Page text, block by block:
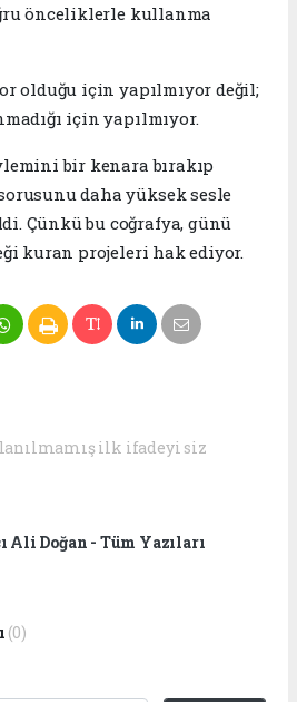
önceliklerle kullanma
olduğu için yapılmıyor değil;
için yapılmıyor.
bir kenara bırakıp
daha yüksek sesle
Çünkü bu coğrafya, günü
kuran projeleri hak ediyor.
ilk ifadeyi siz
Ali Doğan - Tüm Yazıları
(0)